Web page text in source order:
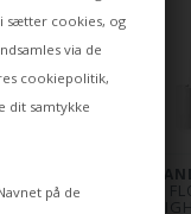
sætter cookies, og
via de
cookiepolitik,
dit samtykke
på de
SPOT
HVID
TIMBER
OG